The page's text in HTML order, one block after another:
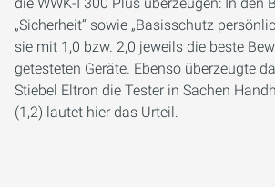
die WWK-I 300 Plus überzeugen: In den
„Sicherheit“ sowie „Basisschutz
sie mit 1,0 bzw. 2,0 jeweils die beste
getesteten Geräte. Ebenso überzeugte
Stiebel Eltron die Tester in Sachen
(1,2) lautet hier das Urteil.